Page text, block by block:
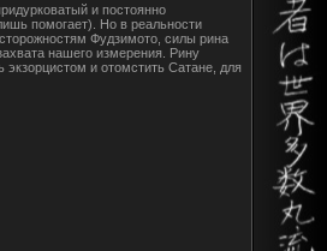
и постоянно
помогает). Но в реальности
Фудзимото, силы рина
нашего измерения. Рину
и отомстить Сатане, для